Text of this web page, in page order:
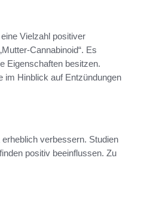
Vielzahl positiver
Cannabinoid“. Es
Eigenschaften besitzen.
im Hinblick auf Entzündungen
verbessern. Studien
positiv beeinflussen. Zu